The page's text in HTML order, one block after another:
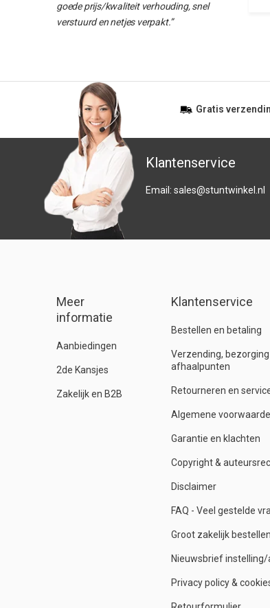
goede prijs/kwaliteit verhouding, snel
verstuurd en netjes verpakt.”
Gratis
Klantenservice
Email: sales@stuntwinkel.nl
Meer
informatie
Aanbiedingen
2de Kansjes
Zakelijk en B2B
Klantenservice
Bestellen en betaling
Verzending,
afhaalpunten
Retourneren en
Algemene
Garantie en klachten
Copyright &
Disclaimer
FAQ - Veel gestelde
Groot zakelijk
Nieuwsbrief
Privacy policy &